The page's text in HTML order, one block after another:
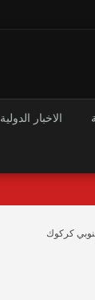
الاخبار الدولية